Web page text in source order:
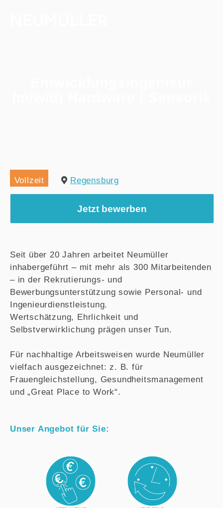
Vollzeit Regensburg
Jetzt bewerben
Seit über 20 Jahren arbeitet Neumüller
inhabergeführt – mit mehr als 300 Mitarbeitenden
– in der Rekrutierungs- und
Bewerbungsunterstützung sowie Personal- und
Ingenieurdienstleistung.
Wertschätzung, Ehrlichkeit und
Selbstverwirklichung prägen unser Tun.
Für nachhaltige Arbeitsweisen wurde Neumüller
vielfach ausgezeichnet: z. B. für
Frauengleichstellung, Gesundheitsmanagement
und „Great Place to Work“.
Unser Angebot für Sie: